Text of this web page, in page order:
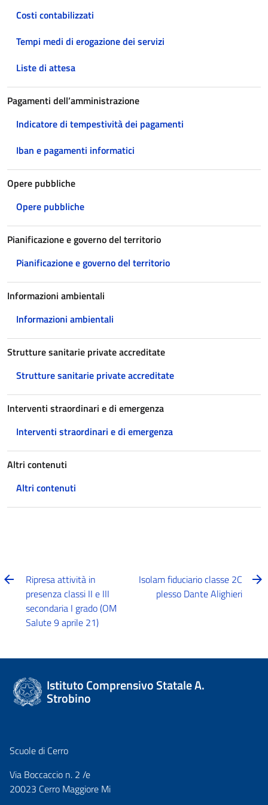
Costi contabilizzati
Tempi medi di erogazione dei servizi
Liste di attesa
Pagamenti dell’amministrazione
Indicatore di tempestività dei pagamenti
Iban e pagamenti informatici
Opere pubbliche
Opere pubbliche
Pianificazione e governo del territorio
Pianificazione e governo del territorio
Informazioni ambientali
Informazioni ambientali
Strutture sanitarie private accreditate
Strutture sanitarie private accreditate
Interventi straordinari e di emergenza
Interventi straordinari e di emergenza
Altri contenuti
Altri contenuti
Ripresa attività in
presenza classi II e III
secondaria I grado (OM
Salute 9 aprile 21)
Isolam fiduciario classe 2C
plesso Dante Alighieri
Istituto Comprensivo Statale A.
Strobino
Scuole di Cerro
Via Boccaccio n. 2 /e
20023 Cerro Maggiore Mi